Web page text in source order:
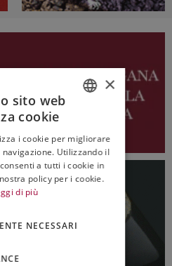
ENGLISH
×
sito web
cookie
i cookie per migliorare
Utilizzando il
a tutti i cookie in
policy per i cookie.
di più
NECESSARI